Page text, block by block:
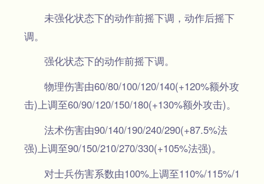
未强化状态下的动作前摇下调，动作后摇下
调。
强化状态下的动作前摇下调。
物理伤害由60/80/100/120/140(+120%额外攻
击)上调至60/90/120/150/180(+130%额外攻击)。
法术伤害由90/140/190/240/290(+87.5%法
强)上调至90/150/210/270/330(+105%法强)。
对士兵伤害系数由100%上调至110%/115%/1